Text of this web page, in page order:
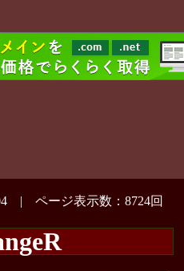
| ページ表示数：8724回